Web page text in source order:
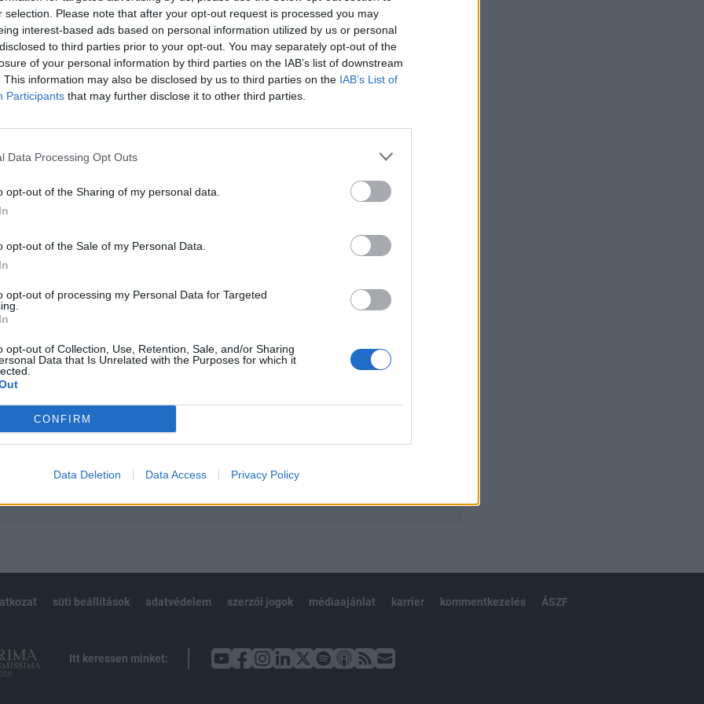
selection. Please note that after your opt-out request is processed you may
interest-based ads based on personal information utilized by us or personal
to third parties prior to your opt-out. You may separately opt-out of the
of your personal information by third parties on the IAB’s list of downstream
This information may also be disclosed by us to third parties on the IAB’s List of
Participants that may further disclose it to other third parties.
Data Processing Opt Outs
opt-out of the Sharing of my personal data.
opt-out of the Sale of my Personal Data.
opt-out of processing my Personal Data for Targeted
opt-out of Collection, Use, Retention, Sale, and/or Sharing
Data that Is Unrelated with the Purposes for which it
CONFIRM
Data Deletion Data Access Privacy Policy
ukrán háború hossza beállítja egy súlyos konfliktus idejét, és
háborújának 1568. napja, ami azt jelenti, hogy ezzel a konfliktus teljes ideje
még arról beszéltek a döntéshozók, hogy „három nap alatt” beveszik Kijevet. A
megfelelően az orosz csapatok kezdetben tényleg...
portfolio.hu hírarchívumához tartozik, melynek olvasása előfizetéses
tartalmazza:
cikkarchívum
elmúlt 2 év napon belüli
süti beállítások adatvédelem szerzői jogok médiaajánlat karrier kommentkezelés ÁSZF
Itt keressen minket: